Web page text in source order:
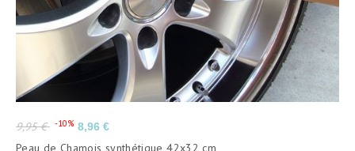
Prix
de
9,95 € -10% Prix
8,96 €
Peau de Chamois synthétique 42x32 cm